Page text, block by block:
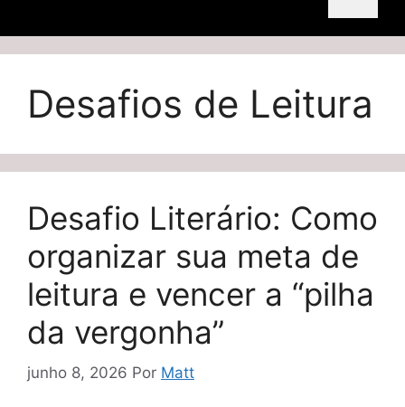
Desafios de Leitura
Desafio Literário: Como
organizar sua meta de
leitura e vencer a “pilha
da vergonha”
junho 8, 2026 Por Matt